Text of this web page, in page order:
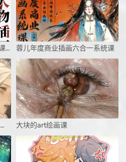
3376e二次元人物插画基础班课程 蓉儿年度商业插画六合一系统课
茶也子伪厚涂角色氛围插画系统课第2期2024 大块的art绘画课